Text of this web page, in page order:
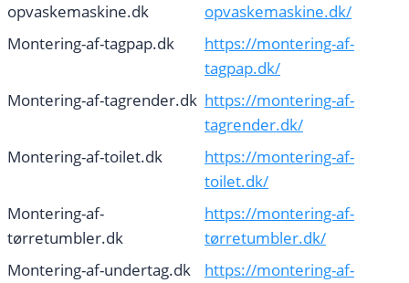
opvaskemaskine.dk
opvaskemaskine.dk/
Montering-af-tagpap.dk
https://montering-af-
tagpap.dk/
Montering-af-tagrender.dk https://montering-af-
tagrender.dk/
Montering-af-toilet.dk
https://montering-af-
toilet.dk/
Montering-af-
tørretumbler.dk
https://montering-af-
tørretumbler.dk/
Montering-af-undertag.dk
https://montering-af-